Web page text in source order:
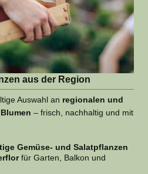
aus der Region
Auswahl an regionalen und
– frisch, nachhaltig und mit
Gemüse- und Salatpflanzen
für Garten, Balkon und